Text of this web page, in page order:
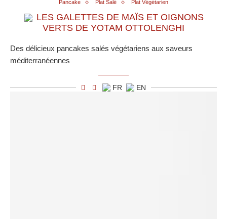
Pancake Plat Salé Plat Végétarien
LES GALETTES DE MAÏS ET OIGNONS
VERTS DE YOTAM OTTOLENGHI
Des délicieux pancakes salés végétariens aux saveurs
méditerranéennes
FR EN